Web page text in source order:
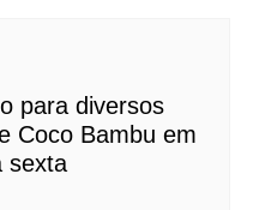
para diversos
Coco Bambu em
sexta